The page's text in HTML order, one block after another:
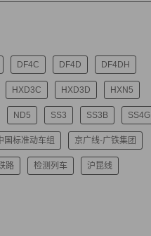
DF4C DF4D DF4DH
HXD3C HXD3D HXN5
ND5 SS3 SS3B SS4G
国标准动车组 京广线-广铁集团
路 检测列车 沪昆线